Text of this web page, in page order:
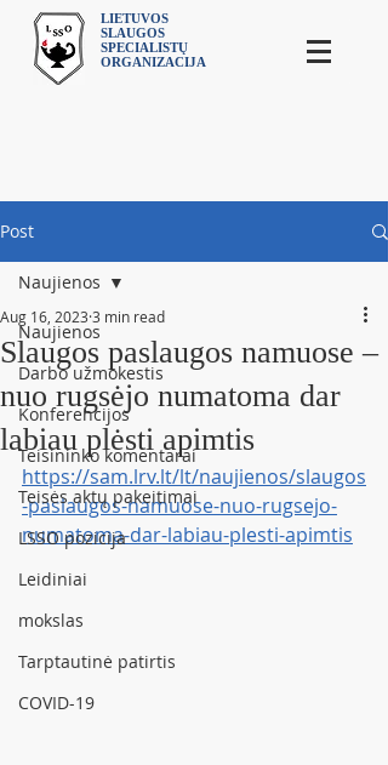
LIETUVOS
SLAUGOS
SPECIALISTŲ
ORGANIZACIJA
Post
Naujienos
Darbo užmokestis
Konferencijos
Teisininko komentarai
Teisės aktų pakeitimai
LSSO pozicija
Leidiniai
mokslas
Tarptautinė patirtis
COVID-19
Naujienos
Slaugos paslaugos namuose –
nuo rugsėjo numatoma dar
labiau plėsti apimtis
Aug 16, 2023 3 min read
https://sam.lrv.lt/lt/naujienos/slaugos
-paslaugos-namuose-nuo-rugsejo-
numatoma-dar-labiau-plesti-apimtis